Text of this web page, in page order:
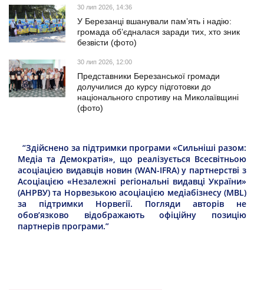
30 лип 2026, 14:36
У Березанці вшанували пам’ять і надію:
громада об’єдналася заради тих, хто зник
безвісти (фото)
30 лип 2026, 12:00
Представники Березанської громади
долучилися до курсу підготовки до
національного спротиву на Миколаївщині
(фото)
“Здійснено за підтримки програми «Сильніші разом:
Медіа та Демократія», що реалізується Всесвітньою
асоціацією видавців новин (WAN-IFRA) у партнерстві з
Асоціацією «Незалежні регіональні видавці України»
(АНРВУ) та Норвезькою асоціацією медіабізнесу (MBL)
за підтримки Норвегії. Погляди авторів не
обов’язково відображають офіційну позицію
партнерів програми.”